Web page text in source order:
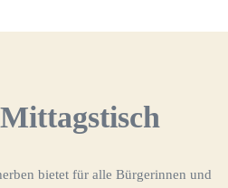
bietet für alle Bürgerinnen und